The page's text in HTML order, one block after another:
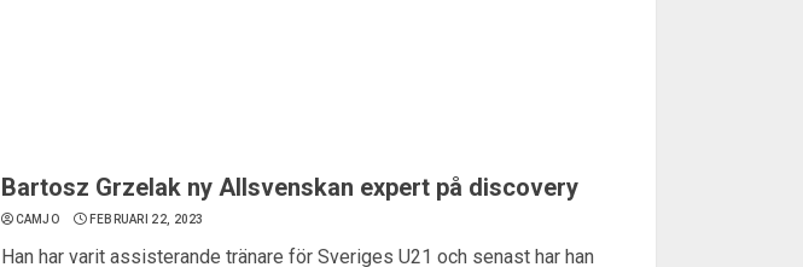
Bartosz Grzelak ny Allsvenskan expert på discovery
CAMJO FEBRUARI 22, 2023
Han har varit assisterande tränare för Sveriges U21 och senast har han